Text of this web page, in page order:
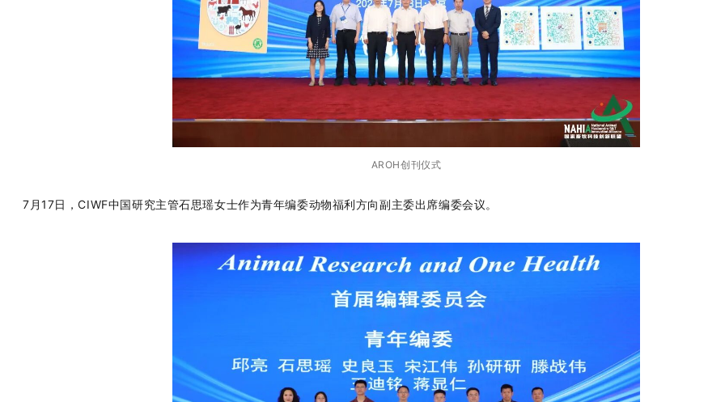
AROH创刊仪式
7月17日，CIWF中国研究主管石思瑶女士作为青年编委动物福利方向副主委出席编委会议。